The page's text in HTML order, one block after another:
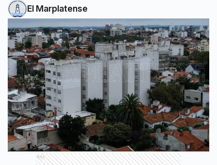
El Marplatense
Ads